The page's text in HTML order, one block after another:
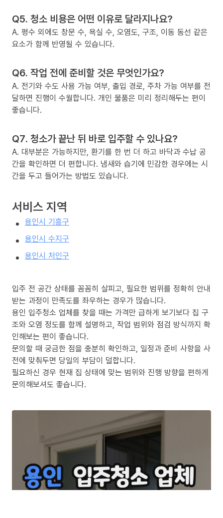
Q5. 청소 비용은 어떤 이유로 달라지나요?
A. 평수 외에도 창문 수, 욕실 수, 오염도, 구조, 이동 동선 같은
요소가 함께 반영될 수 있습니다.
Q6. 작업 전에 준비할 것은 무엇인가요?
A. 전기와 수도 사용 가능 여부, 출입 경로, 주차 가능 여부를 전
달하면 진행이 수월합니다. 개인 물품은 미리 정리해두는 편이
좋습니다.
Q7. 청소가 끝난 뒤 바로 입주할 수 있나요?
A. 대부분은 가능하지만, 환기를 한 번 더 하고 바닥과 수납 공
간을 확인하면 더 편합니다. 냄새와 습기에 민감한 경우에는 시
간을 두고 들어가는 방법도 있습니다.
서비스 지역
용인시 기흥구
용인시 수지구
용인시 처인구
입주 전 공간 상태를 꼼꼼히 살피고, 필요한 범위를 정확히 안내
받는 과정이 만족도를 좌우하는 경우가 많습니다.
용인 입주청소 업체를 찾을 때는 가격만 급하게 보기보다 집 구
조와 오염 정도를 함께 설명하고, 작업 범위와 점검 방식까지 확
인해보는 편이 좋습니다.
문의할 때 궁금한 점을 충분히 확인하고, 일정과 준비 사항을 사
전에 맞춰두면 당일의 부담이 덜합니다.
필요하신 경우 현재 집 상태에 맞는 범위와 진행 방향을 편하게
문의해보셔도 좋습니다.